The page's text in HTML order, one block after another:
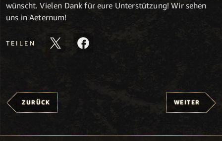
wünscht. Vielen Dank für eure Unterstützung! Wir sehen
uns in Aeternum!
TEILEN
ZURÜCK WEITER